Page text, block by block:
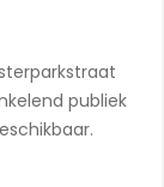
publiek